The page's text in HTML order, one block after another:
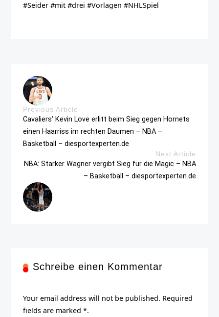
#Seider #mit #drei #Vorlagen #NHLSpiel
Previous Article
Cavaliers‘ Kevin Love erlitt beim Sieg gegen Hornets
einen Haarriss im rechten Daumen – NBA –
Basketball – diesportexperten.de
Next Article
NBA: Starker Wagner vergibt Sieg für die Magic – NBA
– Basketball – diesportexperten.de
Schreibe einen Kommentar
Your email address will not be published. Required
fields are marked *.